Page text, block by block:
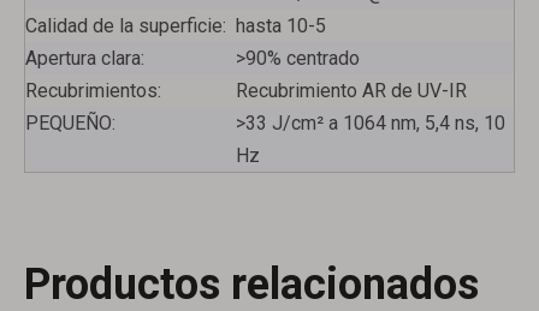
Calidad de la superficie: hasta 10-5
Apertura clara:
>90% centrado
Recubrimientos:
Recubrimiento AR de UV-IR
PEQUEÑO:
>33 J/cm² a 1064 nm, 5,4 ns, 10
Hz
Productos relacionados